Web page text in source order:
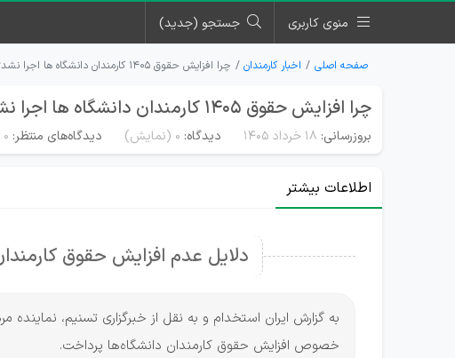
منوی کاربری جستجو (جدید)
صفحه اصلی اخبار کارمندان چرا افزایش حقوق ۱۴۰۵ کارمندان دانشگاه ها اجرا نشد؟
چرا افزایش حقوق ۱۴۰۵ کارمندان دانشگاه ها اجرا نشد؟
بروزرسانی: ۱۸ خرداد ۱۴۰۵ دیدگاه: 0 (نمایش) دیدگاه‌های منتظر: ۰ دیدگاه
اطلاعات بیشتر
دلایل عدم افزایش حقوق کارمندان
به گزارش ایران استخدام و به نقل از خبرگزاری تسنیم،
خصوص افزایش حقوق‌‌ کارمندان دانشگاه‌ها پرداخت.